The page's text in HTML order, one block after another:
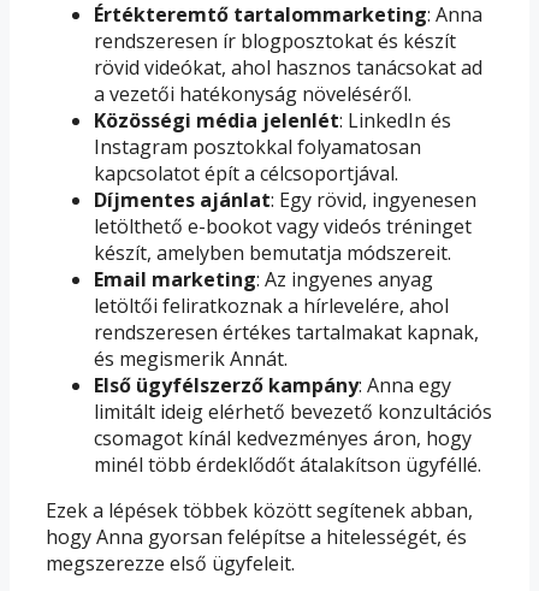
Értékteremtő tartalommarketing: Anna
rendszeresen ír blogposztokat és készít
rövid videókat, ahol hasznos tanácsokat ad
a vezetői hatékonyság növeléséről.
Közösségi média jelenlét: LinkedIn és
Instagram posztokkal folyamatosan
kapcsolatot épít a célcsoportjával.
Díjmentes ajánlat: Egy rövid, ingyenesen
letölthető e-bookot vagy videós tréninget
készít, amelyben bemutatja módszereit.
Email marketing: Az ingyenes anyag
letöltői feliratkoznak a hírlevelére, ahol
rendszeresen értékes tartalmakat kapnak,
és megismerik Annát.
Első ügyfélszerző kampány: Anna egy
limitált ideig elérhető bevezető konzultációs
csomagot kínál kedvezményes áron, hogy
minél több érdeklődőt átalakítson ügyféllé.
Ezek a lépések többek között segítenek abban,
hogy Anna gyorsan felépítse a hitelességét, és
megszerezze első ügyfeleit.